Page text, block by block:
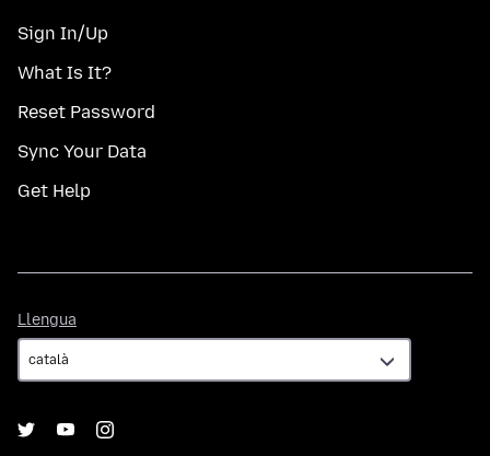
Sign In/Up
What Is It?
Reset Password
Sync Your Data
Get Help
Llengua